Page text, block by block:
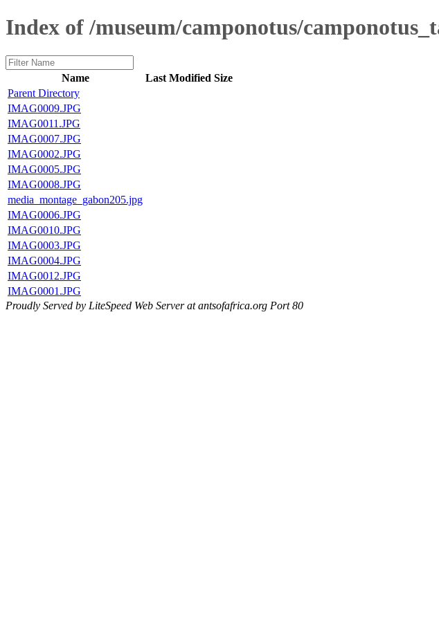
Index of /museum/camponotus/
Name Last Modified Size
Parent Directory
IMAG0009.JPG
IMAG0011.JPG
IMAG0007.JPG
IMAG0002.JPG
IMAG0005.JPG
IMAG0008.JPG
media_montage_gabon205.jpg
IMAG0006.JPG
IMAG0010.JPG
IMAG0003.JPG
IMAG0004.JPG
IMAG0012.JPG
IMAG0001.JPG
Proudly Served by LiteSpeed Web Server at antsofafrica.org Port 80